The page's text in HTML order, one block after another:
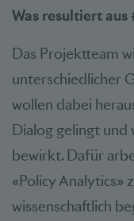
Was resultiert aus
Das Projektteam
unterschiedlicher
wollen dabei
Dialog gelingt und
bewirkt. Dafür
«Policy Analytics»
wissenschaftlich